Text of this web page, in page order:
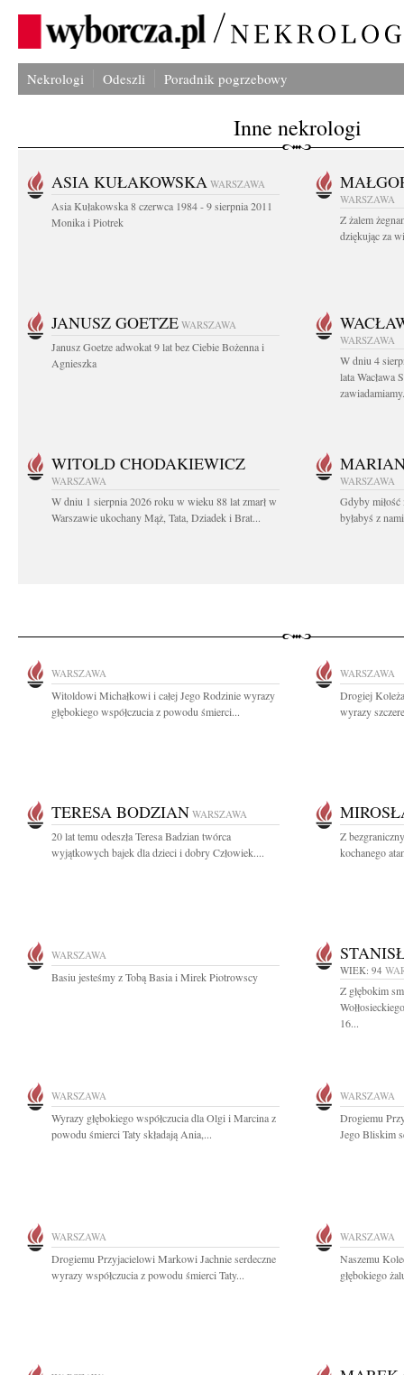
Nekrologi Odeszli Poradnik pogrzebowy
Inne nekrologi
ASIA KUŁAKOWSKA WARSZAWA
Asia Kułakowska 8 czerwca 1984 - 9 sierpnia 2011
Monika i Piotrek
WARSZAWA
Z żalem
dziękując za
JANUSZ GOETZE WARSZAWA
Janusz Goetze adwokat 9 lat bez Ciebie Bożenna i
Agnieszka
WARSZAWA
W dniu 4
lata Wacława
WITOLD CHODAKIEWICZ
WARSZAWA
W dniu 1 sierpnia 2026 roku w wieku 88 lat zmarł w
Warszawie ukochany Mąż, Tata, Dziadek i Brat...
WARSZAWA
Gdyby miłość
byłabyś z
WARSZAWA
Witoldowi Michałkowi i całej Jego Rodzinie wyrazy
głębokiego współczucia z powodu śmierci...
WARSZAWA
Drogiej
wyrazy
TERESA BODZIAN WARSZAWA
20 lat temu odeszła Teresa Badzian twórca
wyjątkowych bajek dla dzieci i dobry Człowiek....
Z
kochanego
WARSZAWA
Basiu jesteśmy z Tobą Basia i Mirek Piotrowscy WIEK: 94
Z głębokim
16...
WARSZAWA
Wyrazy głębokiego współczucia dla Olgi i Marcina z
powodu śmierci Taty składają Ania,...
WARSZAWA
Drogiemu
Jego Bliskim
WARSZAWA
Drogiemu Przyjacielowi Markowi Jachnie serdeczne
wyrazy współczucia z powodu śmierci Taty...
WARSZAWA
Naszemu
głębokiego